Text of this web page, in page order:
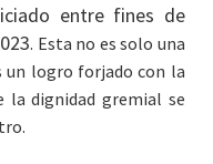
entre fines de
. Esta no es solo una
un logro forjado con la
la dignidad gremial se